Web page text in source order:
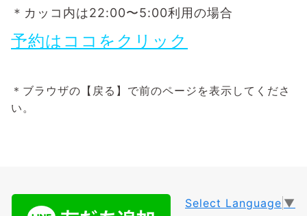
＊カッコ内は22:00〜5:00利用の場合
予約はココをクリック
＊ブラウザの【戻る】で前のページを表示してくださ
い。
Select Language ▼